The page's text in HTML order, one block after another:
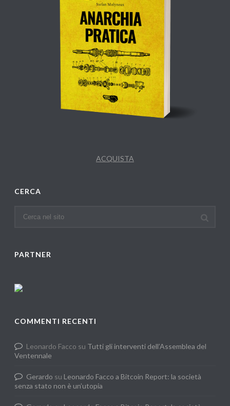
ACQUISTA
CERCA
PARTNER
COMMENTI RECENTI
Leonardo Facco su Tutti gli interventi dell’Assemblea del
Ventennale
Gerardo su Leonardo Facco a Bitcoin Report: la società
senza stato non è un’utopia